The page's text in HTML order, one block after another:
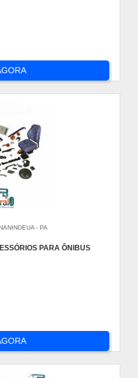
- PA
PARA ÔNIBUS